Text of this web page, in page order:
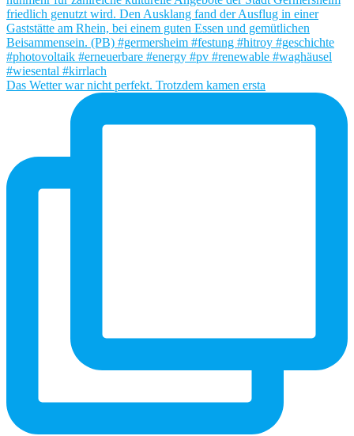
Das Wetter war nicht perfekt. Trotzdem kamen ersta